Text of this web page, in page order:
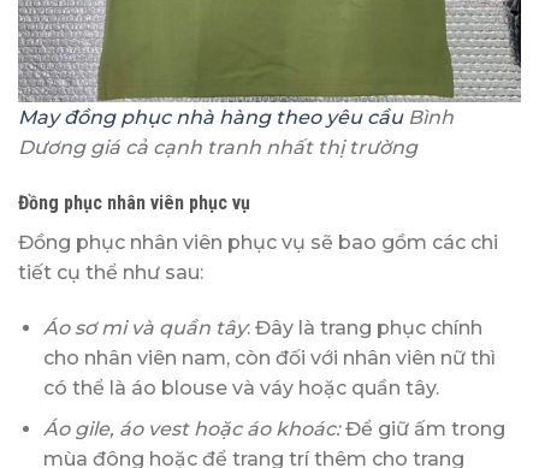
May đồng phục nhà hàng theo yêu cầu Bình
Dương giá cả cạnh tranh nhất thị trường
Đồng phục nhân viên phục vụ
Đồng phục nhân viên phục vụ sẽ bao gồm các chi
tiết cụ thể như sau:
Áo sơ mi và quần tây: Đây là trang phục chính
cho nhân viên nam, còn đối với nhân viên nữ thì
có thể là áo blouse và váy hoặc quần tây.
Áo gile, áo vest hoặc áo khoác:Để giữ ấm trong
mùa đông hoặc để trang trí thêm cho trang